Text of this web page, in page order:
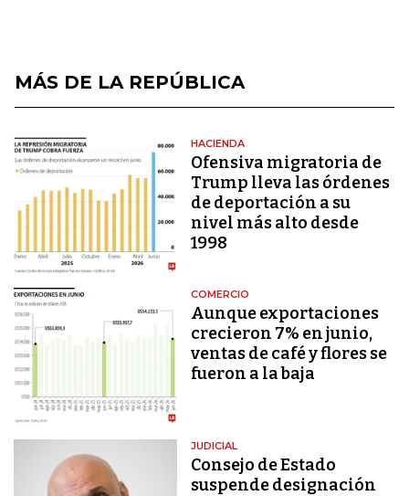
MÁS DE LA REPÚBLICA
HACIENDA
Ofensiva migratoria de
Trump lleva las órdenes
de deportación a su
nivel más alto desde
1998
COMERCIO
Aunque exportaciones
crecieron 7% en junio,
ventas de café y flores se
fueron a la baja
JUDICIAL
Consejo de Estado
suspende designación